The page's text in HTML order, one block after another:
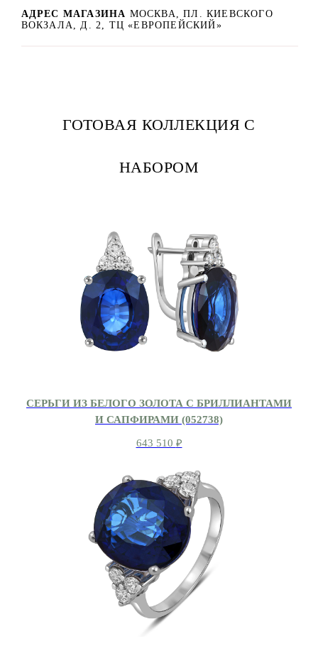
АДРЕС МАГАЗИНА МОСКВА, ПЛ. КИЕВСКОГО
ВОКЗАЛА, Д. 2, ТЦ «ЕВРОПЕЙСКИЙ»
ГОТОВАЯ КОЛЛЕКЦИЯ С
НАБОРОМ
СЕРЬГИ ИЗ БЕЛОГО ЗОЛОТА С БРИЛЛИАНТАМИ
И САПФИРАМИ (052738)
643 510 ₽